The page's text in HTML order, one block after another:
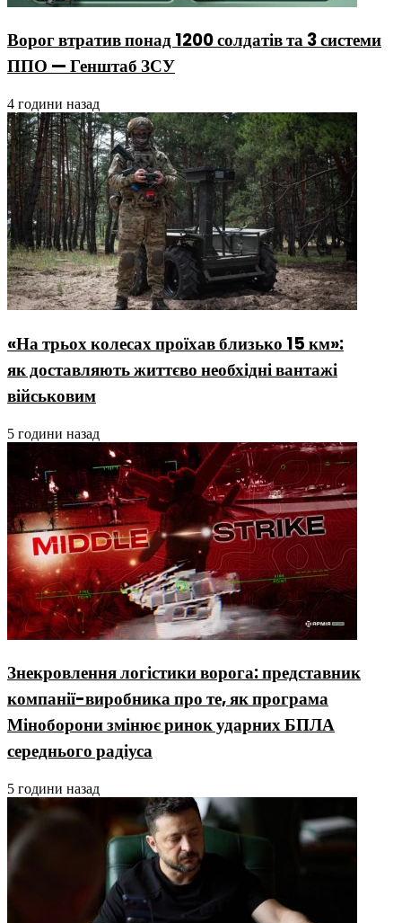
Ворог втратив понад 1200 солдатів та 3 системи
ППО — Генштаб ЗСУ
4 години назад
«На трьох колесах проїхав близько 15 км»:
як доставляють життєво необхідні вантажі
військовим
5 години назад
Знекровлення логістики ворога: представник
компанії-виробника про те, як програма
Міноборони змінює ринок ударних БПЛА
середнього радіуса
5 години назад